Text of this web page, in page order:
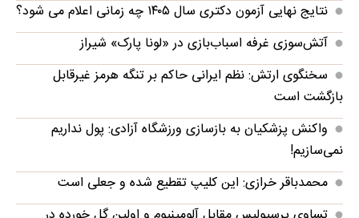
نتایج نهایی آزمون دکتری سال ۱۴۰۵ چه زمانی اعلام می شود؟
آتش‌سوزی غرفه اسباب‌بازی در «لونا پارک» شیراز
سخنگوی ارتش: نظم ایرانی حاکم بر تنگه هرمز غیرقابل
بازگشت است
واکنش پزشکیان به بازسازی ورزشگاه آزادی: پول نداریم
نمی‌سازیم!
محمدباقر خرازی: این کلیپ تقطیع شده و جعلی است